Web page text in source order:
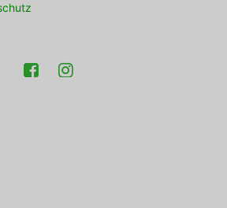
Facebook